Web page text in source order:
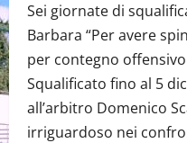
Sei giornate di
Barbara “Per avere
per contegno
Squalificato fino al 5
all’arbitro Domenico
irriguardoso nei